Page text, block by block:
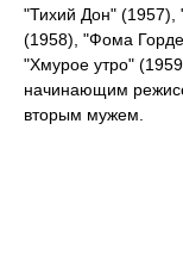
"Тихий Дон" (1957),
(1958), "Фома
"Хмурое утро"
начинающим
вторым мужем.